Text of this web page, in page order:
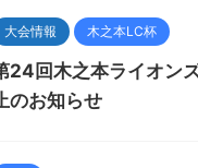
大会情報 木之本LC杯
24回木之本ライオン
のお知らせ